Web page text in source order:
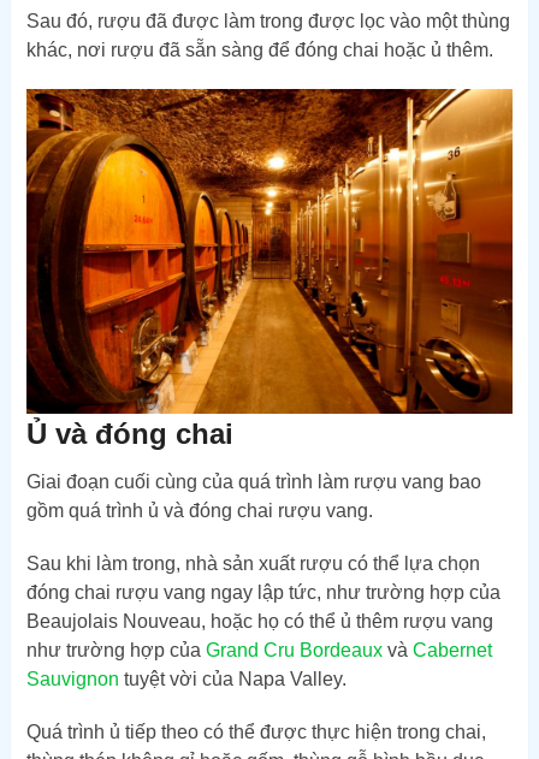
Sau đó, rượu đã được làm trong được lọc vào một thùng
khác, nơi rượu đã sẵn sàng để đóng chai hoặc ủ thêm.
Ủ và đóng chai
Giai đoạn cuối cùng của quá trình làm rượu vang bao
gồm quá trình ủ và đóng chai rượu vang.
Sau khi làm trong, nhà sản xuất rượu có thể lựa chọn
đóng chai rượu vang ngay lập tức, như trường hợp của
Beaujolais Nouveau, hoặc họ có thể ủ thêm rượu vang
như trường hợp của Grand Cru Bordeauxvà Cabernet
Sauvignon tuyệt vời của Napa Valley.
Quá trình ủ tiếp theo có thể được thực hiện trong chai,